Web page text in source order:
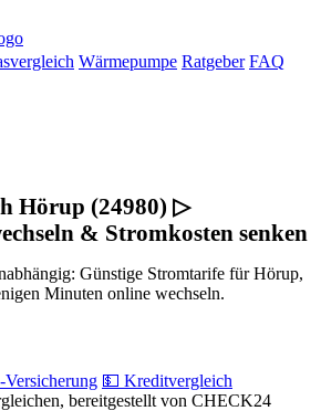
Wärmepumpe Ratgeber FAQ
Hörup (24980) ▷
& Stromkosten senken
Günstige Stromtarife für Hörup,
Minuten online wechseln.
💵 Kreditvergleich
bereitgestellt von CHECK24